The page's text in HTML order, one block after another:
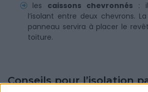
les caissons chevronnés :
l’isolant entre deux chevrons.
panneau servira à placer le
toiture.
Conseils pour l’isolation